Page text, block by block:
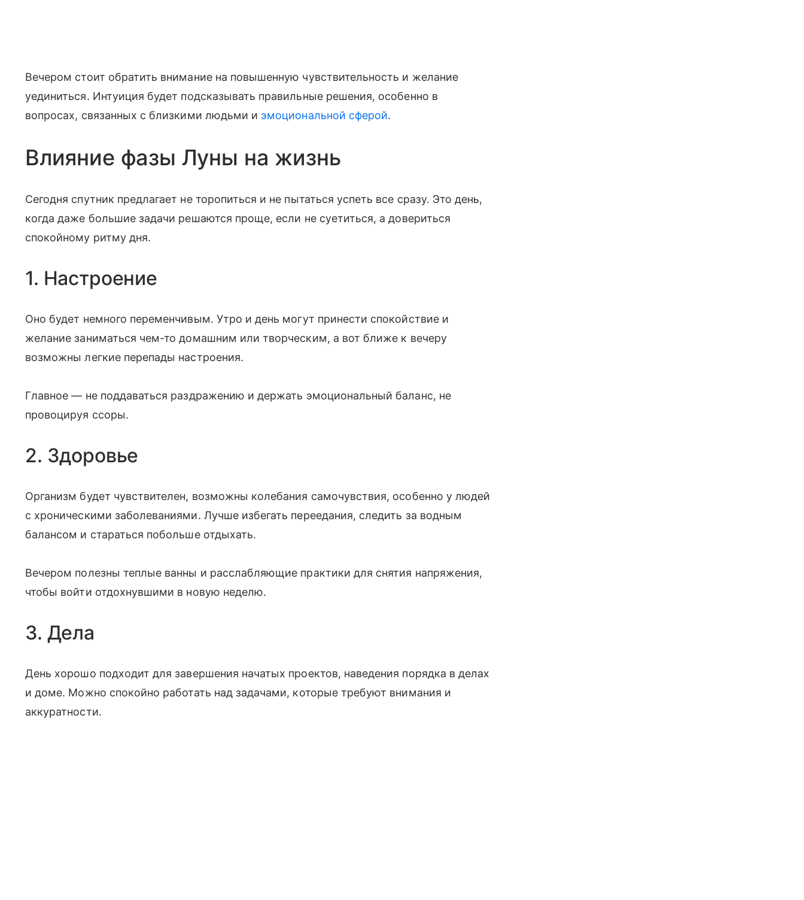
Вечером стоит обратить внимание на повышенную чувствительность и желание
уединиться. Интуиция будет подсказывать правильные решения, особенно в
вопросах, связанных с близкими людьми и эмоциональной сферой.
Влияние фазы Луны на жизнь
Сегодня спутник предлагает не торопиться и не пытаться успеть все сразу. Это день,
когда даже большие задачи решаются проще, если не суетиться, а довериться
спокойному ритму дня.
1. Настроение
Оно будет немного переменчивым. Утро и день могут принести спокойствие и
желание заниматься чем-то домашним или творческим, а вот ближе к вечеру
возможны легкие перепады настроения.
Главное — не поддаваться раздражению и держать эмоциональный баланс, не
провоцируя ссоры.
2. Здоровье
Организм будет чувствителен, возможны колебания самочувствия, особенно у людей
с хроническими заболеваниями. Лучше избегать переедания, следить за водным
балансом и стараться побольше отдыхать.
Вечером полезны теплые ванны и расслабляющие практики для снятия напряжения,
чтобы войти отдохнувшими в новую неделю.
3. Дела
День хорошо подходит для завершения начатых проектов, наведения порядка в делах
и доме. Можно спокойно работать над задачами, которые требуют внимания и
аккуратности.